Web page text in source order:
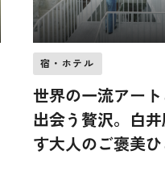
宿・ホテル
世界の一流アー
出会う贅沢。白
す大人のご褒美